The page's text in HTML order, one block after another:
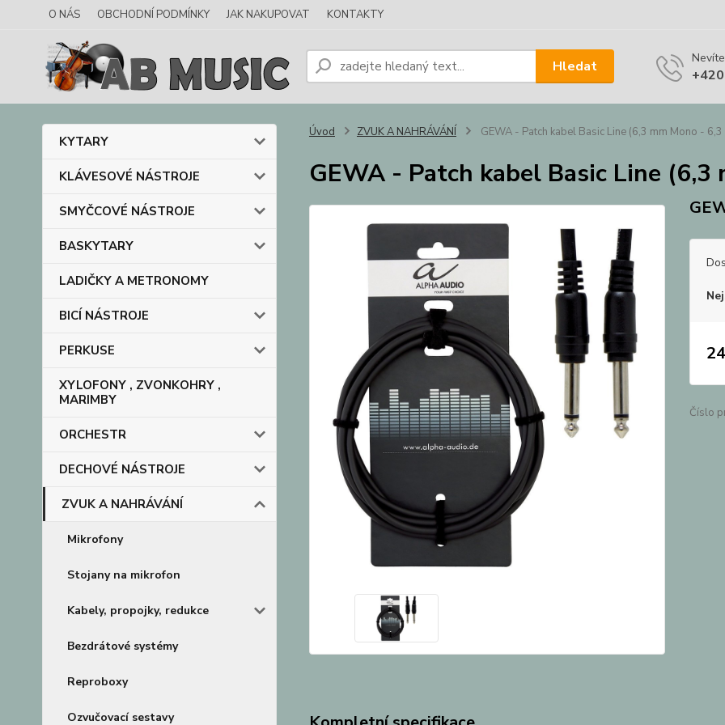
O NÁS OBCHODNÍ PODMÍNKY JAK NAKUPOVAT KONTAKTY
Hledat
KYTARY
KLÁVESOVÉ NÁSTROJE
SMYČCOVÉ NÁSTROJE
BASKYTARY
LADIČKY A METRONOMY
BICÍ NÁSTROJE
PERKUSE
XYLOFONY , ZVONKOHRY ,
MARIMBY
ORCHESTR
DECHOVÉ NÁSTROJE
ZVUK A NAHRÁVÁNÍ
Mikrofony
Stojany na mikrofon
Kabely, propojky, redukce
Bezdrátové systémy
Reproboxy
Ozvučovací sestavy
Úvod ZVUK A NAHRÁVÁNÍ GEWA - Patch kabel Basic Line (6,3 mm Mono -
GEWA - Patch kabel Basic Line (6,3
Číslo